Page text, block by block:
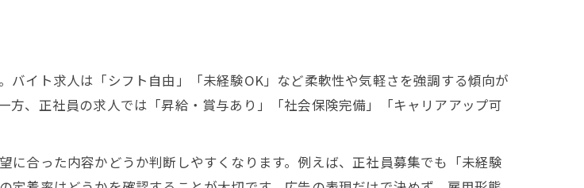
求人条件を知識で比較するコツ
注意すべきポイント
採用に役立つ知識の活用例
アを知識で評価する採用ポイント
イト求人は「シフト自由」「未経験OK」など柔軟性や気軽さを強調する傾向が
、正社員の求人では「昇給・賞与あり」「社会保険完備」「キャリアアップ可
合った内容かどうか判断しやすくなります。例えば、正社員募集でも「未経験